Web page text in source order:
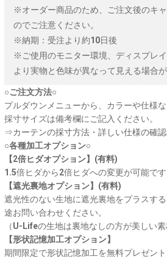
※オーダー商品のため、ご注文後のキ
のでご注意ください。
※納期：受注より約10日後
※ご使用のモニター環境、ディスプレ
より実物と色味が異なって見える場合が
○ご注文方法○
プルダウンメニューから、カラーや仕様
採寸サイズは備考欄にご記入ください。
⇒カーテンの採寸方法・詳しい仕様の確
○各種加工オプション○
【2倍ヒダオプション】(有料)
1.5倍ヒダから2倍ヒダへの変更が可能です
【遮光裏地オプション】(有料)
遮光性のない生地に遮光裏地をプラスす
途お問い合わせください。
（U-Lifeの生地は裏地なしの方が美しい素
【形状記憶加工オプション】
期間限定で形状記憶加工を無料プレゼント